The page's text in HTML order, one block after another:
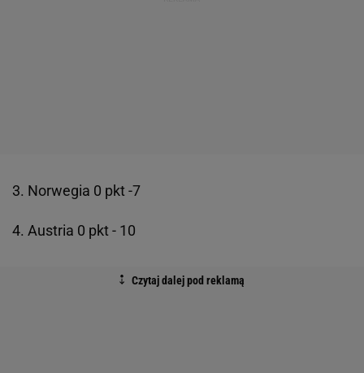
3. Norwegia 0 pkt -7
4. Austria 0 pkt - 10